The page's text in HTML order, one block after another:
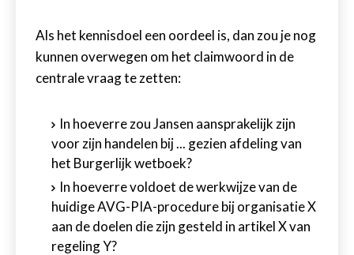
Als het kennisdoel een oordeel is, dan zou je nog
kunnen overwegen om het claimwoord in de
centrale vraag te zetten:
In hoeverre zou Jansen aansprakelijk zijn
voor zijn handelen bij ... gezien afdeling van
het Burgerlijk wetboek?
In hoeverre voldoet de werkwijze van de
huidige AVG-PIA-procedure bij organisatie X
aan de doelen die zijn gesteld in artikel X van
regeling Y?